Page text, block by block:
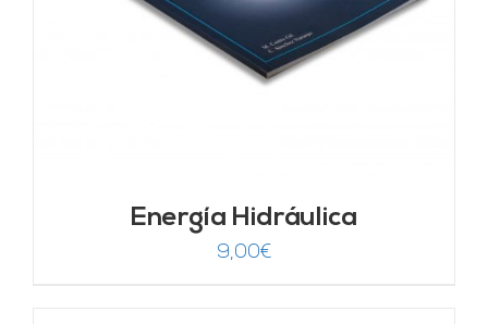
Energía Hidráulica
9,00€